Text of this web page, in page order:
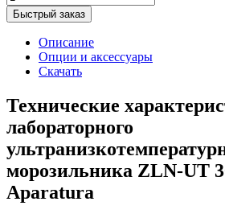
Быстрый заказ
Описание
Опции и аксессуары
Скачать
Технические
лабораторного
морозильника ZLN-UT
Aparatura